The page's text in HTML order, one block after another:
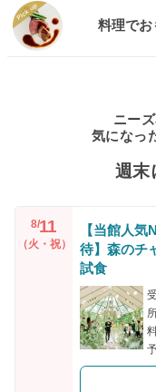
料理でお
ニー
気になっ
週末
8/11
（火・祝）
【当館人
待】森のチ
試食